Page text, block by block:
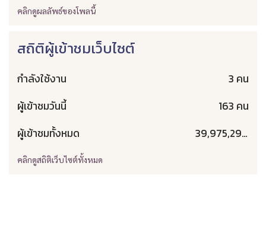
คลิกดูผลลัพธ์ของโพลนี้
สถิติผู้เข้าชมเว็บไซต์
กำลังใช้งาน
3 คน
ผู้เข้าชมวันนี้
163 คน
ผู้เข้าชมทั้งหมด
39,975,293 คน
คลิกดูสถิติเว็บไซต์ทั้งหมด